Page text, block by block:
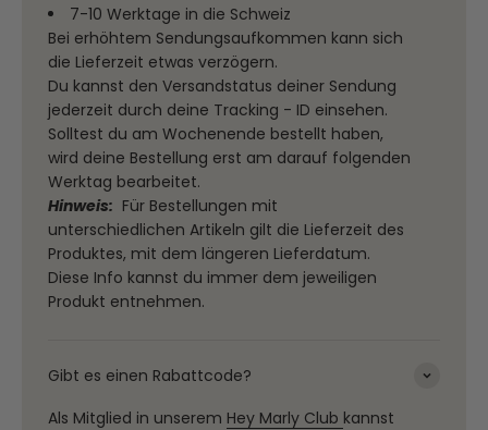
7-10 Werktage in die Schweiz
Bei erhöhtem Sendungsaufkommen kann sich
die Lieferzeit etwas verzögern.
Du kannst den Versandstatus deiner Sendung
jederzeit durch deine Tracking - ID einsehen.
Solltest du am Wochenende bestellt haben,
wird deine Bestellung erst am darauf folgenden
Werktag bearbeitet.
Hinweis: Für Bestellungen mit
unterschiedlichen Artikeln gilt die Lieferzeit des
Produktes, mit dem längeren Lieferdatum.
Diese Info kannst du immer dem jeweiligen
Produkt entnehmen.
Gibt es einen Rabattcode?
Als Mitglied in unserem Hey Marly Club kannst